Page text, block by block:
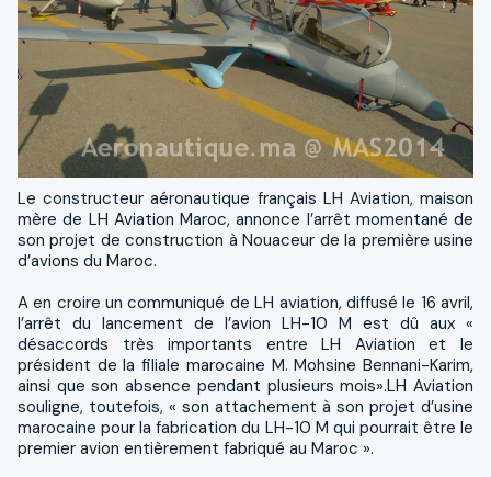
Le constructeur aéronautique français LH Aviation, maison
mère de LH Aviation Maroc, annonce l’arrêt momentané de
son projet de construction à Nouaceur de la première usine
d’avions du Maroc.
A en croire un communiqué de LH aviation, diffusé le 16 avril,
l’arrêt du lancement de l’avion LH-10 M est dû aux «
désaccords très importants entre LH Aviation et le
président de la filiale marocaine M. Mohsine Bennani-Karim,
ainsi que son absence pendant plusieurs mois».LH Aviation
souligne, toutefois, « son attachement à son projet d’usine
marocaine pour la fabrication du LH-10 M qui pourrait être le
premier avion entièrement fabriqué au Maroc ».